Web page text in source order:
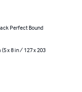
Perfect Bound
(5 x 8 in / 127 x 203